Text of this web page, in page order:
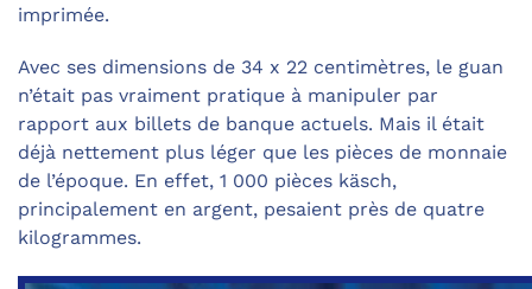
imprimée.
Avec ses dimensions de 34 x 22 centimètres, le guan
n’était pas vraiment pratique à manipuler par
rapport aux billets de banque actuels. Mais il était
déjà nettement plus léger que les pièces de monnaie
de l’époque. En effet, 1 000 pièces käsch,
principalement en argent, pesaient près de quatre
kilogrammes.